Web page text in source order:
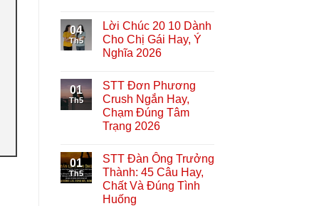
04
Th5
Lời Chúc 20 10 Dành
Cho Chị Gái Hay, Ý
Nghĩa 2026
01
Th5
STT Đơn Phương
Crush Ngắn Hay,
Chạm Đúng Tâm
Trạng 2026
01
Th5
STT Đàn Ông Trưởng
Thành: 45 Câu Hay,
Chất Và Đúng Tình
Huống